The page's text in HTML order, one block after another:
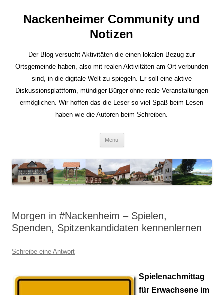
Nackenheimer Community und
Notizen
Der Blog versucht Aktivitäten die einen lokalen Bezug zur
Ortsgemeinde haben, also mit realen Aktivitäten am Ort verbunden
sind, in die digitale Welt zu spiegeln. Er soll eine aktive
Diskussionsplattform, mündiger Bürger ohne reale Veranstaltungen
ermöglichen. Wir hoffen das die Leser so viel Spaß beim Lesen
haben wie die Autoren beim Schreiben.
Menü
Morgen in #Nackenheim – Spielen,
Spenden, Spitzenkandidaten kennenlernen
Schreibe eine Antwort
Spielenachmittag
für Erwachsene im